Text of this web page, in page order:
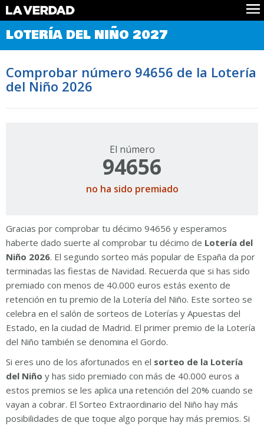
Comprobar Loteria del Niño
Premios
Noticias
Datos
Historia
LOTERÍA DEL NIÑO 2027
Comprobar número 94656 de la Lotería
del Niño 2026
El número
94656
no ha sido premiado
Gracias por comprobar tu décimo 94656 y esperamos
haberte dado suerte al comprobar tu décimo de Lotería del
Niño 2026. El segundo sorteo más popular de España da por
terminadas las fiestas de Navidad. Recuerda que si has sido
premiado con menos de 40.000 euros estás exento de
retención en tu premio de la Lotería del Niño. Este sorteo se
celebra en el salón de sorteos de Loterías y Apuestas del
Estado, en la ciudad de Madrid. El primer premio de la Lotería
del Niño también se denomina el Gordo.
Si eres uno de los afortunados en el sorteo de la Lotería
del Niño y has sido premiado con más de 40.000 euros a
estos premios se les aplica una retención del 20% cuando se
vayan a cobrar. El Sorteo Extraordinario del Niño hay más
posibilidades de que toque algo porque hay más premios. Si